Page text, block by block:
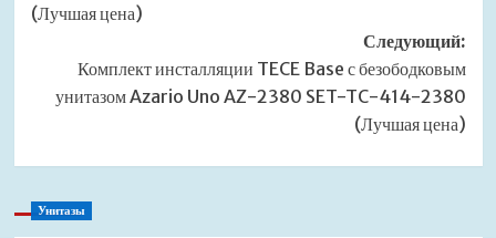
(Лучшая цена)
Следующий:
Комплект инсталляции TECE Base с безободковым
унитазом Azario Uno AZ-2380 SET-TC-414-2380
(Лучшая цена)
Унитазы